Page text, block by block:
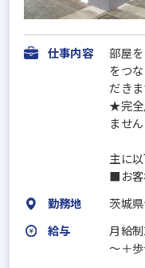
仕事内容
部屋
をつ
だき
★完全
ません
主に
■お客
勤務地
茨城
給与
月給
～＋